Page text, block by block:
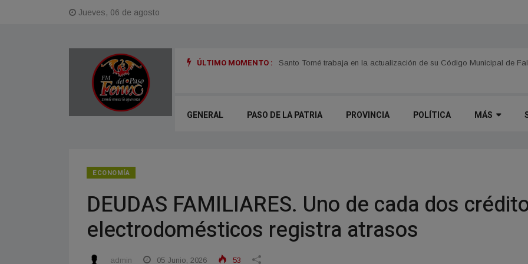
Jueves, 06 de agosto
ÚLTIMO MOMENTO :
su Código Municipal de Faltas Itatí se prepara para el fenómeno "Del Niño"
GENERAL PASO DE LA PATRIA PROVINCIA POLÍTICA MÁS
ECONOMÍA
DEUDAS FAMILIARES. Uno de cada dos
electrodomésticos registra atrasos
admin 05 Junio, 2026 53